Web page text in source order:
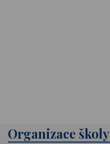
Organizace školy